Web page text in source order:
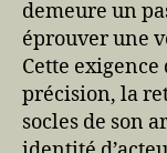
demeure un
éprouver une
Cette
précision, la
socles de son